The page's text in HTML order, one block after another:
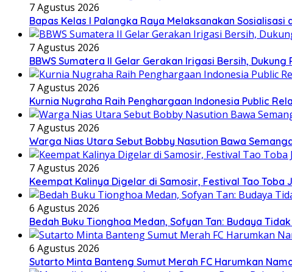
7 Agustus 2026
Bapas Kelas I Palangka Raya Melaksanakan
7 Agustus 2026
BBWS Sumatera II Gelar Gerakan Irigasi Bersih,
7 Agustus 2026
Kurnia Nugraha Raih Penghargaan Indonesia Public
7 Agustus 2026
Warga Nias Utara Sebut Bobby Nasution Bawa
7 Agustus 2026
Keempat Kalinya Digelar di Samosir, Festival Tao Toba
6 Agustus 2026
Bedah Buku Tionghoa Medan, Sofyan Tan: Budaya
6 Agustus 2026
Sutarto Minta Banteng Sumut Merah FC Harumkan